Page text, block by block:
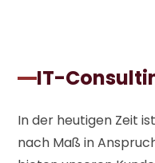
IT-
In der heutigen Zeit
nach Maß in